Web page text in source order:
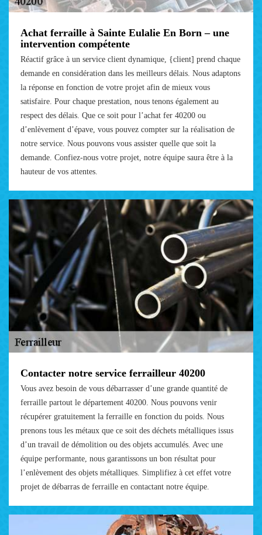
Achat ferraille à Sainte Eulalie En Born – une
intervention compétente
Réactif grâce à un service client dynamique, {client] prend chaque
demande en considération dans les meilleurs délais. Nous adaptons
la réponse en fonction de votre projet afin de mieux vous
satisfaire. Pour chaque prestation, nous tenons également au
respect des délais. Que ce soit pour l’achat fer 40200 ou
d’enlèvement d’épave, vous pouvez compter sur la réalisation de
notre service. Nous pouvons vous assister quelle que soit la
demande. Confiez-nous votre projet, notre équipe saura être à la
hauteur de vos attentes.
Contacter notre service ferrailleur 40200
Vous avez besoin de vous débarrasser d’une grande quantité de
ferraille partout le département 40200. Nous pouvons venir
récupérer gratuitement la ferraille en fonction du poids. Nous
prenons tous les métaux que ce soit des déchets métalliques issus
d’un travail de démolition ou des objets accumulés. Avec une
équipe performante, nous garantissons un bon résultat pour
l’enlèvement des objets métalliques. Simplifiez à cet effet votre
projet de débarras de ferraille en contactant notre équipe.